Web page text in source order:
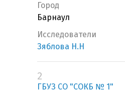
Город
Барнаул
Исследователи
Зяблова Н.Н
2
ГБУЗ СО "СОКБ № 1"